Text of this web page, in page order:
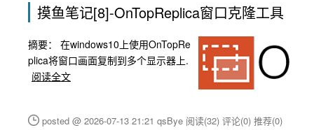
摸鱼笔记[8]-OnTopReplica窗口克隆工具
摘要： 在windows10上使用OnTopRe
plica将窗口画面复制到多个显示器上.
阅读全文
posted @ 2026-07-13 21:21 qsBye 阅读(32) 评论(0) 推荐(0)